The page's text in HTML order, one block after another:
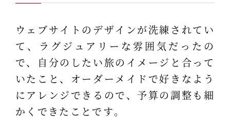
ウェブサイトのデザインが洗練されてい
て、ラグジュアリーな雰囲気だったの
で、自分のしたい旅のイメージと合って
いたこと、オーダーメイドで好きなよう
にアレンジできるので、予算の調整も細
かくできたことです。